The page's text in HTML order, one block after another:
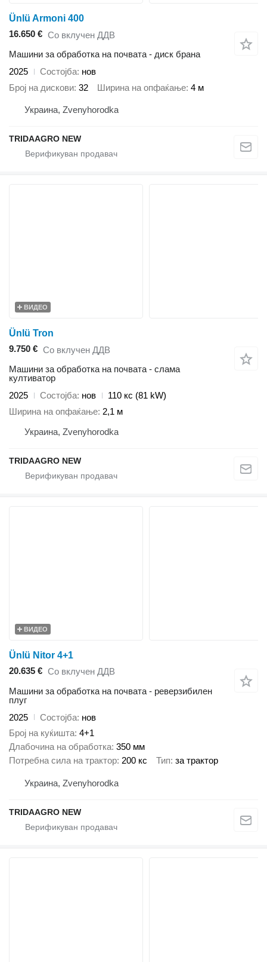
Ünlü Armoni 400
16.650 € Со вклучен ДДВ
Машини за обработка на почвата - диск брана
2025
Состојба нов
Број на дискови 32 Ширина на опфаќање 4 м
Украина, Zvenyhorodka
TRIDAAGRO NEW
ВИДЕО
Ünlü Tron
9.750 € Со вклучен ДДВ
Машини за обработка на почвата - слама
култиватор
2025
Состојба нов
110 кс (81 kW)
Ширина на опфаќање 2,1 м
Украина, Zvenyhorodka
TRIDAAGRO NEW
ВИДЕО
Ünlü Nitor 4+1
20.635 € Со вклучен ДДВ
Машини за обработка на почвата - реверзибилен
плуг
2025
Состојба нов
Број на куќишта 4+1
Длабочина на обработка 350 мм
Потребна сила на трактор 200 кс Тип за трактор
Украина, Zvenyhorodka
TRIDAAGRO NEW